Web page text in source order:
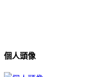
個人頭像